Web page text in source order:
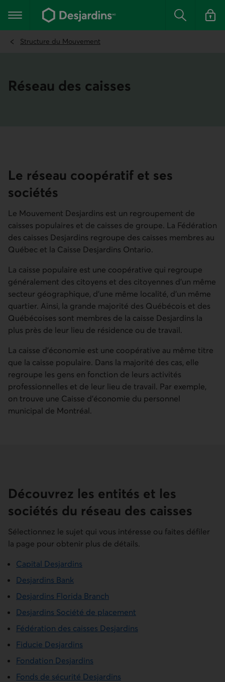
contenu
Menu principal Rechercher
Se
Structure du Mouvement
Réseau des caisses
Le réseau coopératif et ses
sociétés
Le Mouvement Desjardins est un regroupement de
caisses populaires et de caisses de groupe. La Fédération
des caisses Desjardins regroupe des caisses membres au
Québec et la Caisse Desjardins Ontario.
La caisse populaire est une coopérative qui regroupe
généralement des citoyens et des citoyennes d'un même
secteur géographique, d'une même localité, d'un même
quartier. Ainsi, la grande majorité des Québécois et des
Québécoises sont membres de la caisse Desjardins la
plus près de leur lieu de résidence ou de travail.
La caisse d'économie est une coopérative au même titre
que la caisse populaire. Dans la majorité des cas, elle
regroupe les gens en fonction de leurs activités
professionnelles et de leur lieu de travail. Par exemple,
on trouve une Caisse d'économie du personnel
municipal de Montréal.
Découvrez les entités et les
sociétés du réseau des caisses
Sélectionnez le sujet qui vous intéresse ou faites défiler
la page pour obtenir plus de détails.
Capital Desjardins
Desjardins Bank
Desjardins Florida Branch
Desjardins Société de placement
Fédération des caisses Desjardins
Fiducie Desjardins
Fondation Desjardins
Fonds de sécurité Desjardins